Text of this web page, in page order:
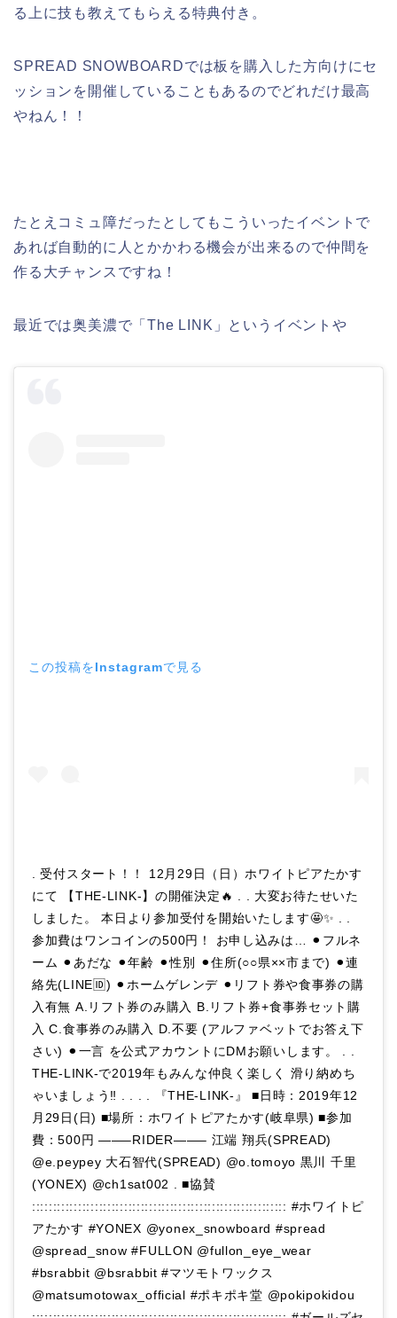
る上に技も教えてもらえる特典付き。
SPREAD SNOWBOARDでは板を購入した方向けにセ
ッションを開催していることもあるのでどれだけ最高
やねん！！
たとえコミュ障だったとしてもこういったイベントで
あれば自動的に人とかかわる機会が出来るので仲間を
作る大チャンスですね！
最近では奥美濃で「The LINK」というイベントや
この投稿をInstagramで見る
. 受付スタート！！ 12月29日（日）ホワイトピアたかす
にて 【THE-LINK-】の開催決定🔥 . . 大変お待たせいた
しました。 本日より参加受付を開始いたします🤩✨ . .
参加費はワンコインの500円！ お申し込みは… ⚫︎フルネ
ーム ⚫︎あだな ⚫︎年齢 ⚫︎性別 ⚫︎住所(○○県××市まで) ⚫︎連
絡先(LINE🆔) ⚫︎ホームゲレンデ ⚫︎リフト券や食事券の購
入有無 A.リフト券のみ購入 B.リフト券+食事券セット購
入 C.食事券のみ購入 D.不要 (アルファベットでお答え下
さい) ⚫︎一言 を公式アカウントにDMお願いします。 . .
THE-LINK-で2019年もみんな仲良く楽しく 滑り納めち
ゃいましょう‼️ . . . . 『THE-LINK-』 ■日時：2019年12
月29日(日) ■場所：ホワイトピアたかす(岐阜県) ■参加
費：500円 ——–RIDER——– 江端 翔兵(SPREAD)
@e.peypey 大石智代(SPREAD) @o.tomoyo 黒川 千里
(YONEX) @ch1sat002 . ■協賛
::::::::::::::::::::::::::::::::::::::::::::::::::::::::::::: #ホワイトピ
アたかす #YONEX @yonex_snowboard #spread
@spread_snow #FULLON @fullon_eye_wear
#bsrabbit @bsrabbit #マツモトワックス
@matsumotowax_official #ポキポキ堂 @pokipokidou